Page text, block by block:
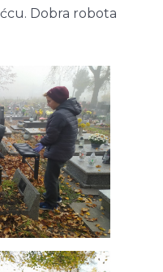
Dobra robota